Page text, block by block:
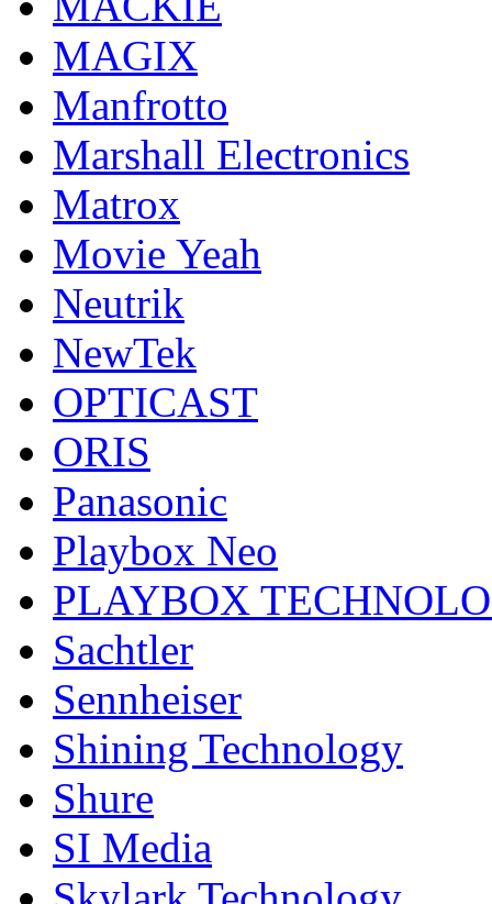
MAGIX
Manfrotto
Marshall Electronics
Matrox
Movie Yeah
Neutrik
NewTek
OPTICAST
ORIS
Panasonic
Playbox Neo
PLAYBOX
Sachtler
Sennheiser
Shining Technology
Shure
SI Media